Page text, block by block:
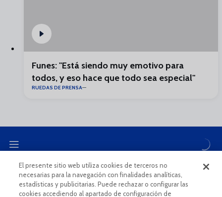
Funes: "Está siendo muy emotivo para
todos, y eso hace que todo sea especial"
RUEDAS DE PRENSA
CANAL ÉTICO
El presente sitio web utiliza cookies de terceros no
necesarias para la navegación con finalidades analíticas,
estadísticas y publicitarias. Puede rechazar o configurar las
cookies accediendo al apartado de configuración de